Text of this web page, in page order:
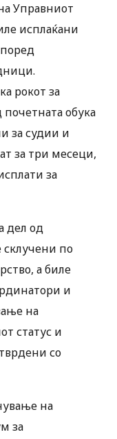
Управниот
исплаќани
рокот за
обука
за судии и
за три месеци,
за
дел од
склучени по
а биле
и
на
статус и
со
на
за